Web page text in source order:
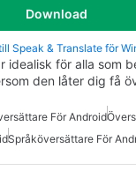
Download
Speak & Translate för
idealisk för alla som
den låter dig få
För Android
Språköversättare För